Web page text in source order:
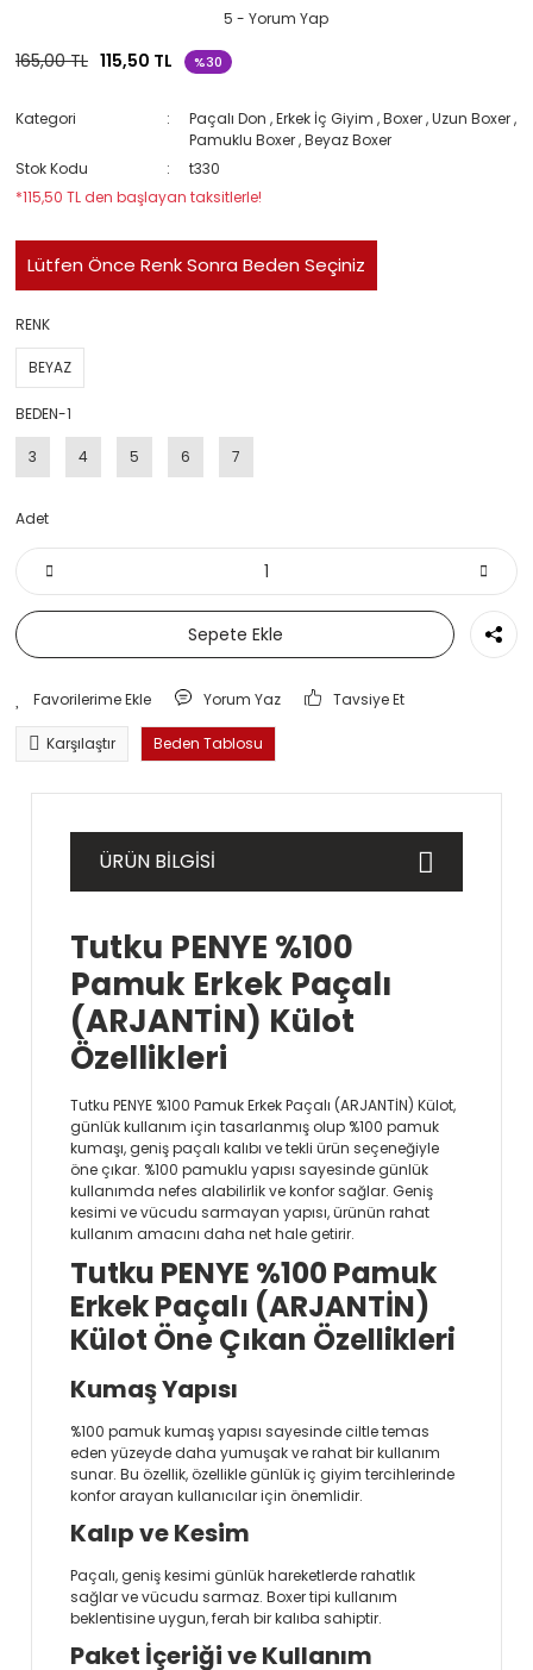
5 - Yorum Yap
165,00 TL 115,50 TL %30
Kategori Paçalı Don ,Erkek İç Giyim ,Boxer ,Uzun Boxer ,
Pamuklu Boxer,Beyaz Boxer
Stok Kodu
t330
*115,50 TL den başlayan taksitlerle!
Lütfen Önce Renk Sonra Beden Seçiniz
RENK
BEYAZ
BEDEN-1
3 4 5 6 7
Adet
Sepete Ekle
Yorum Yaz Tavsiye Et
Karşılaştır Beden Tablosu
ÜRÜN BİLGİSİ
Tutku PENYE %100
Pamuk Erkek Paçalı
(ARJANTİN) Külot
Özellikleri
Tutku PENYE %100 Pamuk Erkek Paçalı (ARJANTİN) Külot,
günlük kullanım için tasarlanmış olup %100 pamuk
kumaşı, geniş paçalı kalıbı ve tekli ürün seçeneğiyle
öne çıkar. %100 pamuklu yapısı sayesinde günlük
kullanımda nefes alabilirlik ve konfor sağlar. Geniş
kesimi ve vücudu sarmayan yapısı, ürünün rahat
kullanım amacını daha net hale getirir.
Tutku PENYE %100 Pamuk
Erkek Paçalı (ARJANTİN)
Külot Öne Çıkan Özellikleri
Kumaş Yapısı
%100 pamuk kumaş yapısı sayesinde ciltle temas
eden yüzeyde daha yumuşak ve rahat bir kullanım
sunar. Bu özellik, özellikle günlük iç giyim tercihlerinde
konfor arayan kullanıcılar için önemlidir.
Kalıp ve Kesim
Paçalı, geniş kesimi günlük hareketlerde rahatlık
sağlar ve vücudu sarmaz. Boxer tipi kullanım
beklentisine uygun, ferah bir kalıba sahiptir.
Paket İçeriği ve Kullanım